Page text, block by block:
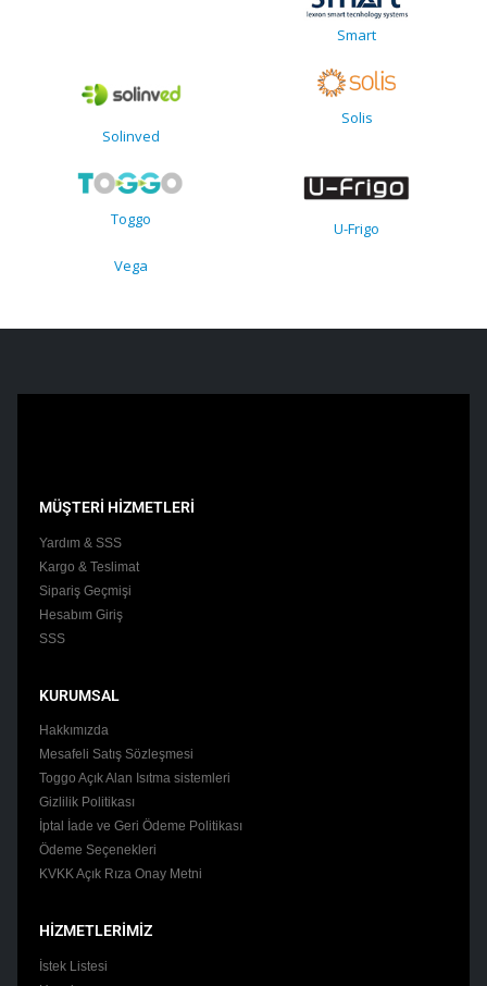
Smart
Solinved
Solis
Toggo
U-Frigo
Vega
MÜŞTERİ HİZMETLERİ
Yardım & SSS
Kargo & Teslimat
Sipariş Geçmişi
Hesabım Giriş
SSS
KURUMSAL
Hakkımızda
Mesafeli Satış Sözleşmesi
Toggo Açık Alan Isıtma sistemleri
Gizlilik Politikası
İptal İade ve Geri Ödeme Politikası
Ödeme Seçenekleri
KVKK Açık Rıza Onay Metni
HİZMETLERİMİZ
İstek Listesi